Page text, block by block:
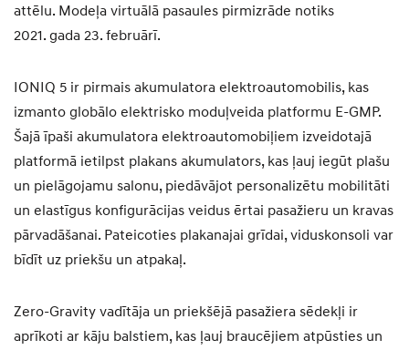
attēlu. Modeļa virtuālā pasaules pirmizrāde notiks
2021. gada 23. februārī.
IONIQ 5 ir pirmais akumulatora elektroautomobilis, kas
izmanto globālo elektrisko moduļveida platformu E-GMP.
Šajā īpaši akumulatora elektroautomobiļiem izveidotajā
platformā ietilpst plakans akumulators, kas ļauj iegūt plašu
un pielāgojamu salonu, piedāvājot personalizētu mobilitāti
un elastīgus konfigurācijas veidus ērtai pasažieru un kravas
pārvadāšanai. Pateicoties plakanajai grīdai, viduskonsoli var
bīdīt uz priekšu un atpakaļ.
Zero-Gravity vadītāja un priekšējā pasažiera sēdekļi ir
aprīkoti ar kāju balstiem, kas ļauj braucējiem atpūsties un